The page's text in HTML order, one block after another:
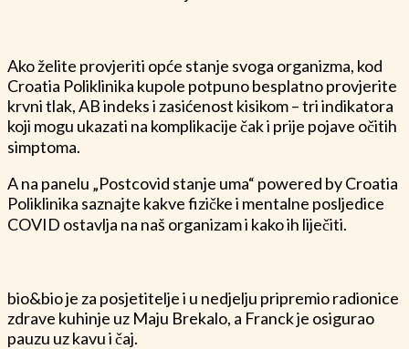
Ako želite provjeriti opće stanje svoga organizma, kod
Croatia Poliklinika kupole potpuno besplatno provjerite
krvni tlak, AB indeks i zasićenost kisikom – tri indikatora
koji mogu ukazati na komplikacije čak i prije pojave očitih
simptoma.
A na panelu „Postcovid stanje uma“ powered by Croatia
Poliklinika saznajte kakve fizičke i mentalne posljedice
COVID ostavlja na naš organizam i kako ih liječiti.
bio&bio je za posjetitelje i u nedjelju pripremio radionice
zdrave kuhinje uz Maju Brekalo, a Franck je osigurao
pauzu uz kavu i čaj.